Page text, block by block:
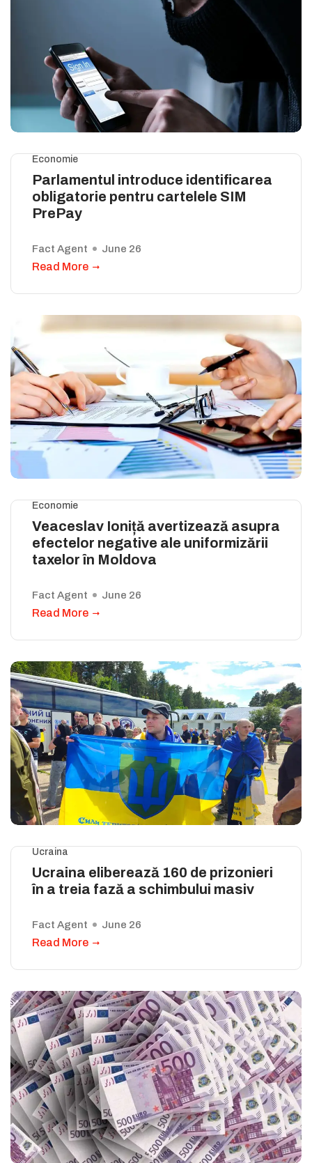
Economie
Parlamentul introduce identificarea
obligatorie pentru cartelele SIM
PrePay
Fact Agent June 26
Read More
Economie
Veaceslav Ioniță avertizează asupra
efectelor negative ale uniformizării
taxelor în Moldova
Fact Agent June 26
Read More
Ucraina
Ucraina eliberează 160 de prizonieri
în a treia fază a schimbului masiv
Fact Agent June 26
Read More